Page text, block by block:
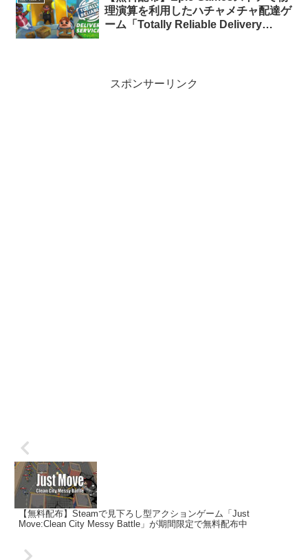
理演算を利用したハチャメチャ配達ゲ
ーム「Totally Reliable Delivery
スポンサーリンク
【無料配布】Steamで見下ろし型アクションゲーム「Just
Move:Clean City Messy Battle」が期間限定で無料配布中